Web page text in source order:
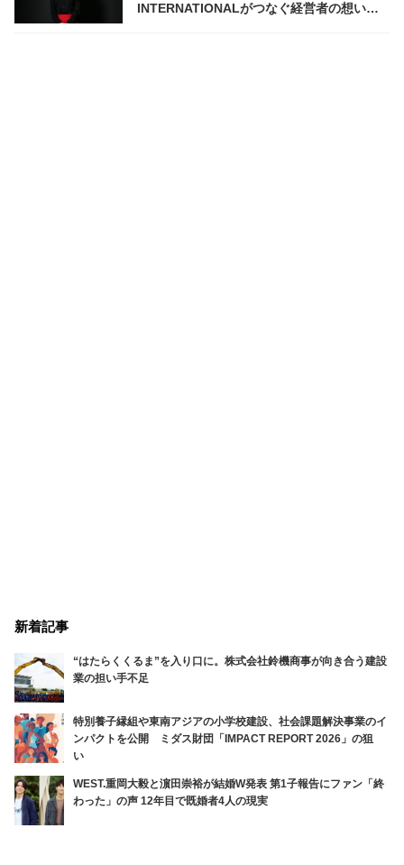
INTERNATIONALがつなぐ経営者の想いと
新着記事
“はたらくくるま”を入り口に。株式会社鈴機商事が向き合う建設
業の担い手不足
特別養子縁組や東南アジアの小学校建設、社会課題解決事業のイ
ンパクトを公開 ミダス財団「IMPACT REPORT 2026」の狙
い
WEST.重岡大毅と濵田崇裕が結婚W発表 第1子報告にファン「終
わった」の声 12年目で既婚者4人の現実